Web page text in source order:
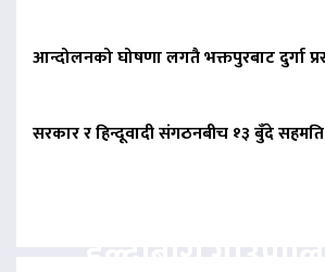
आन्दोलनको घोषणा लगतै भक्तपुरबाट दुर्गा
सरकार र हिन्दूवादी संगठनबीच १३ बुँदे सहमति
बिना दर्ता